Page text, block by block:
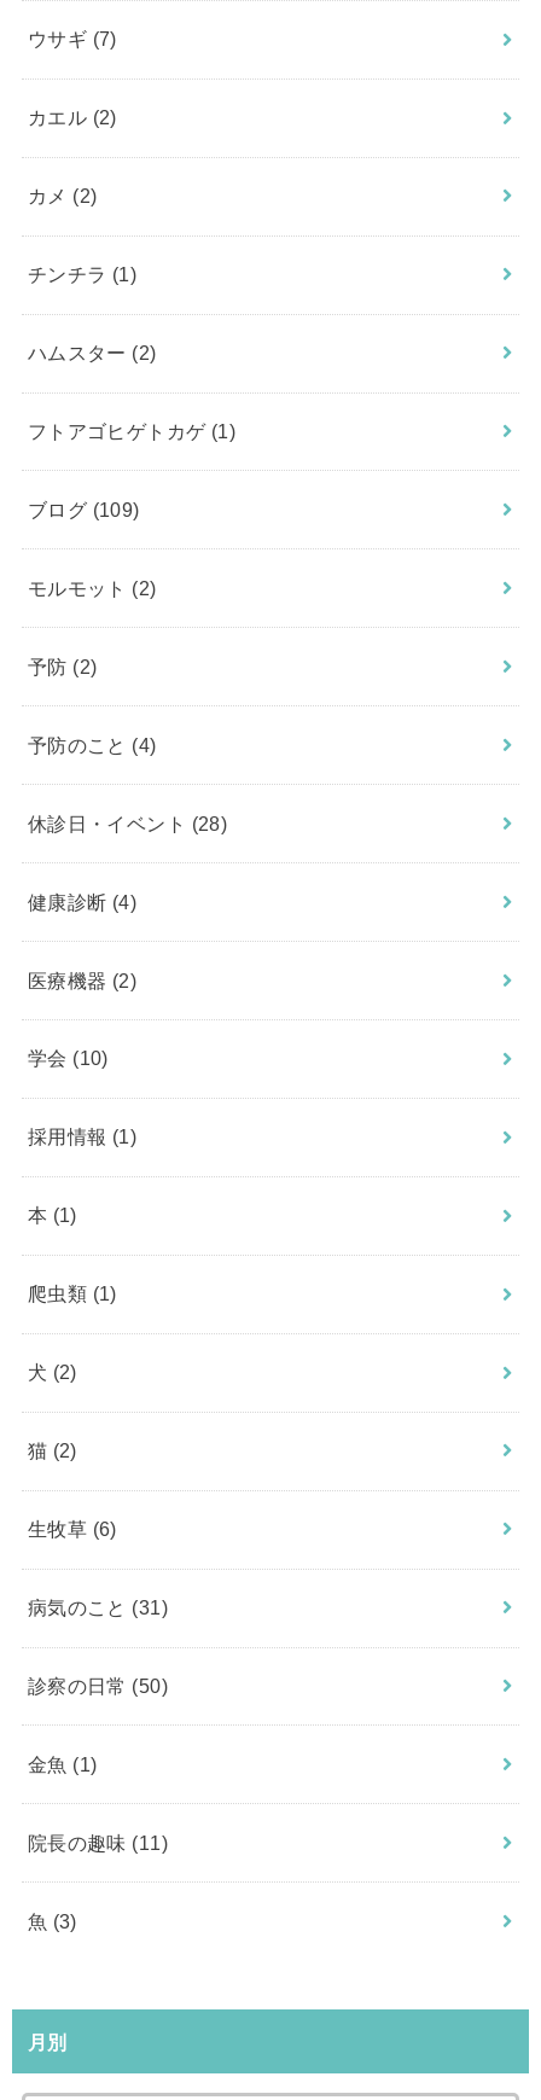
ウサギ (7)
カエル (2)
カメ (2)
チンチラ (1)
ハムスター (2)
フトアゴヒゲトカゲ (1)
ブログ (109)
モルモット (2)
予防 (2)
予防のこと (4)
休診日・イベント (28)
健康診断 (4)
医療機器 (2)
学会 (10)
採用情報 (1)
本 (1)
爬虫類 (1)
犬 (2)
猫 (2)
生牧草 (6)
病気のこと (31)
診察の日常 (50)
金魚 (1)
院長の趣味 (11)
魚 (3)
月別